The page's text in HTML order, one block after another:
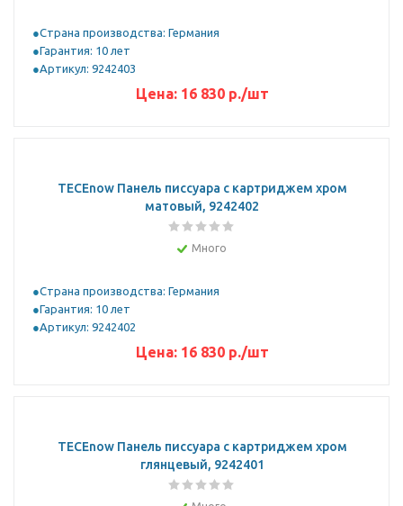
Страна производства: Германия
Гарантия: 10 лет
Артикул: 9242403
Цена: 16 830р./шт
TECEnow Панель писсуара с картриджем хром
матовый, 9242402
Много
Страна производства: Германия
Гарантия: 10 лет
Артикул: 9242402
Цена: 16 830р./шт
TECEnow Панель писсуара с картриджем хром
глянцевый, 9242401